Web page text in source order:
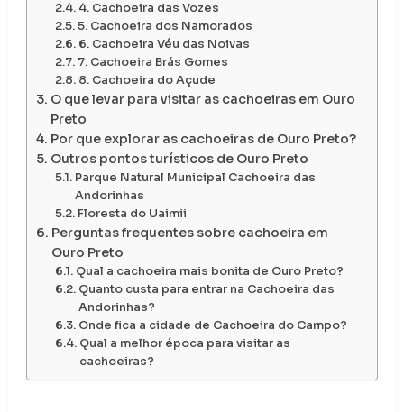
4. Cachoeira das Vozes
5. Cachoeira dos Namorados
6. Cachoeira Véu das Noivas
7. Cachoeira Brás Gomes
8. Cachoeira do Açude
O que levar para visitar as cachoeiras em Ouro
Preto
Por que explorar as cachoeiras de Ouro Preto?
Outros pontos turísticos de Ouro Preto
Parque Natural Municipal Cachoeira das
Andorinhas
Floresta do Uaimii
Perguntas frequentes sobre cachoeira em
Ouro Preto
Qual a cachoeira mais bonita de Ouro Preto?
Quanto custa para entrar na Cachoeira das
Andorinhas?
Onde fica a cidade de Cachoeira do Campo?
Qual a melhor época para visitar as
cachoeiras?